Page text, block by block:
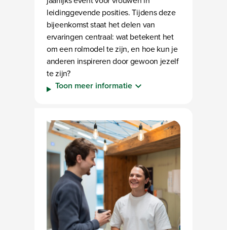
leidinggevende posities. Tijdens deze
bijeenkomst staat het delen van
ervaringen centraal: wat betekent het
om een rolmodel te zijn, en hoe kun je
anderen inspireren door gewoon jezelf
te zijn?
Toon meer informatie